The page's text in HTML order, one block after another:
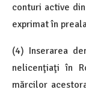
conturi active
exprimat în
(4) Inserarea
nelicenţiaţi în
mărcilor